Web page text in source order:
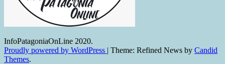
InfoPatagoniaOnLine 2020.
Proudly powered by WordPress | Theme: Refined News by Candid
Themes.